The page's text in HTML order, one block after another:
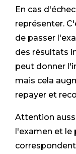
En cas
représenter.
de passer
des résultats
peut donner
mais cela
repayer et
Attention
l'examen et le